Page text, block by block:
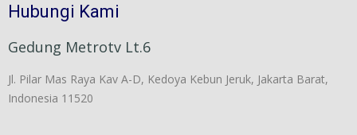
Hubungi Kami
Gedung Metrotv Lt.6
Jl. Pilar Mas Raya Kav A-D, Kedoya Kebun Jeruk, Jakarta Barat,
Indonesia 11520